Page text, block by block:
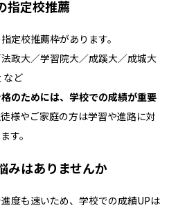
指定校推薦
定校推薦枠があります。
政大／学習院大／成蹊大／成城大
など
のためには、学校での成績が重要
様やご家庭の方は学習や進路に対
す。
みはありませんか
度も速いため、学校での成績UPは